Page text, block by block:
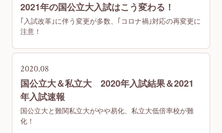
2021年の国公立大入試はこう変わる！
｢入試改革｣に伴う変更が多数、｢コロナ禍｣対応の再変更に
注意！
2020.08
国公立大＆私立大 2020年入試結果＆2021
年入試速報
国公立大と難関私立大がやや易化、私立大低倍率校が難
化！